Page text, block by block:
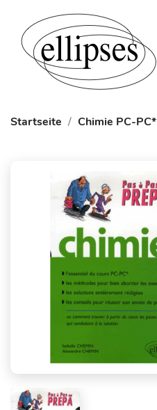
Startseite Chimie PC-PC*